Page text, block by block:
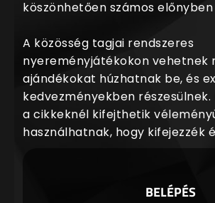
köszönhetően számos előnyben
A közösség tagjai rendszeres
nyereményjátékokon vehetnek
ajándékokat húzhatnak be, és
kedvezményekben
a cikkeknél kifejthetik
használhatnak, hogy kifejezzék
BELÉPÉS